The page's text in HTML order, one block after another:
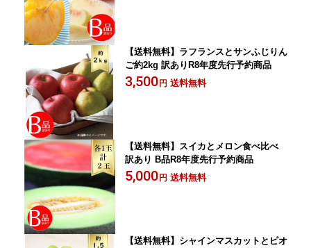
【送料無料】ラフランスとサンふじりん
ご約2kg 訳ありR8年度先行予約商品
3,500 円 送料無料
【送料無料】スイカとメロン食べ比べ
訳あり B品R8年度先行予約商品
5,000 円 送料無料
【送料無料】シャインマスカットとピオ